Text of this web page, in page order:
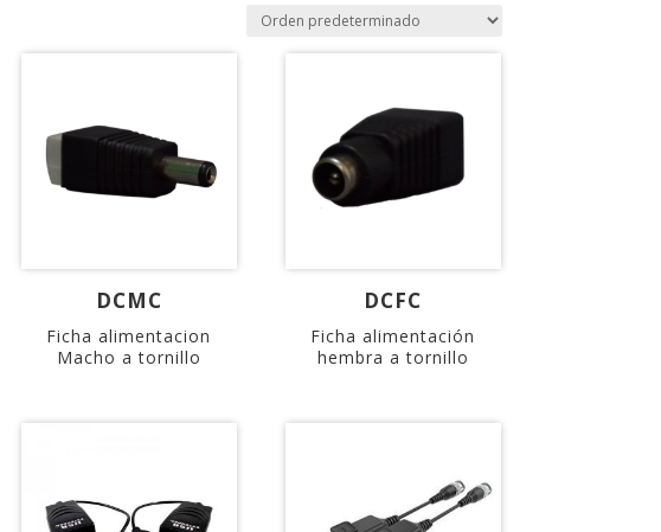
DCMC
Ficha alimentacion
Macho a tornillo
DCFC
Ficha alimentación
hembra a tornillo